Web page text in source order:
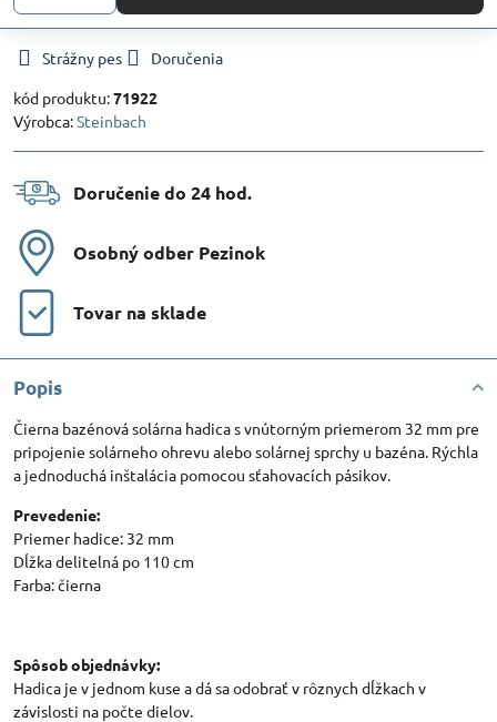
Strážny pes
Doručenia
kód produktu:71922
Výrobca:Steinbach
Doručenie do 24 hod​.
Osobný odber Pezinok
Tovar na sklade
Popis
Čierna bazénová solárna hadica s vnútorným priemerom 32 mm pre
pripojenie solárneho ohrevu alebo solárnej sprchy u bazéna. Rýchla
a jednoduchá inštalácia pomocou sťahovacích pásikov.
Prevedenie:
Priemer hadice: 32 mm
Dĺžka delitelná po 110 cm
Farba: čierna
Spôsob objednávky:
Hadica je v jednom kuse a dá sa odobrať v rôznych dĺžkach v
závislosti na počte dielov.